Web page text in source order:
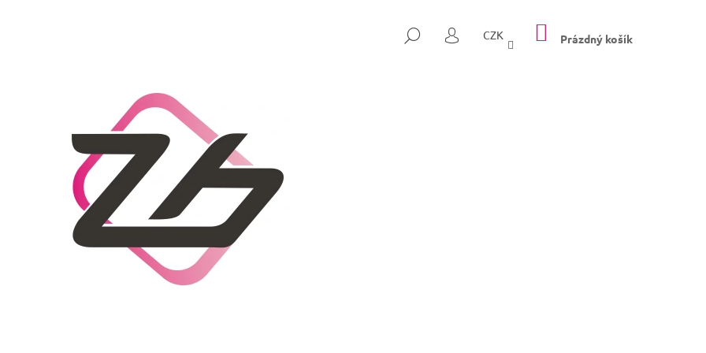
HLEDAT
PŘIHLÁŠENÍ
CZK NÁKUPNÍ
KOŠÍK
Prázdný košík
HLEDAT
DOPORUČUJEME